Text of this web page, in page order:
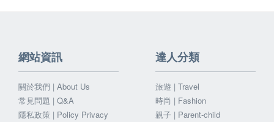
網站資訊
關於我們 | About Us
常見問題 | Q&A
隱私政策 | Policy Privacy
達人分類
旅遊 | Travel
時尚 | Fashion
親子 | Parent-child